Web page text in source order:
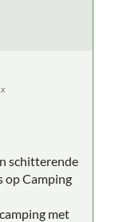
schitterende
op Camping
met